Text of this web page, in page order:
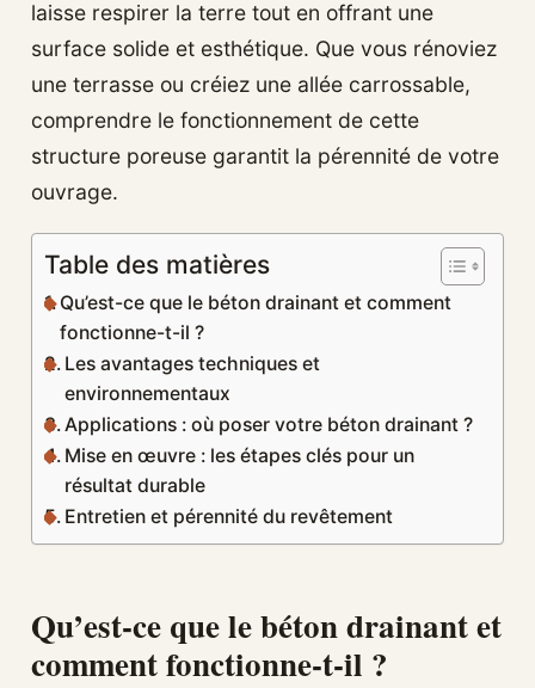
laisse respirer la terre tout en offrant une
surface solide et esthétique. Que vous rénoviez
une terrasse ou créiez une allée carrossable,
comprendre le fonctionnement de cette
structure poreuse garantit la pérennité de votre
ouvrage.
Table des matières
Qu’est-ce que le béton drainant et comment
fonctionne-t-il ?
Les avantages techniques et
environnementaux
Applications : où poser votre béton drainant ?
Mise en œuvre : les étapes clés pour un
résultat durable
Entretien et pérennité du revêtement
Qu’est-ce que le béton drainant et
comment fonctionne-t-il ?